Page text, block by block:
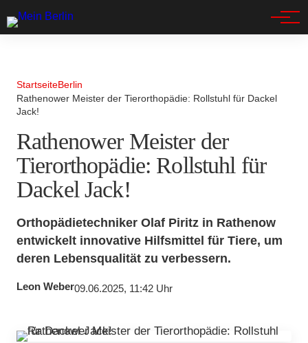
StartseiteBerlin
Rathenower Meister der Tierorthopädie: Rollstuhl für Dackel
Jack!
Rathenower Meister der
Tierorthopädie: Rollstuhl für
Dackel Jack!
Orthopädietechniker Olaf Piritz in Rathenow
entwickelt innovative Hilfsmittel für Tiere, um
deren Lebensqualität zu verbessern.
Leon Weber09.06.2025, 11:42 Uhr